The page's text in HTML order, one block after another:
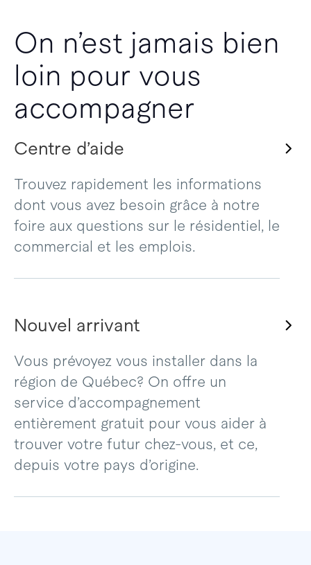
On n’est jamais bien
loin pour vous
accompagner
Centre d’aide
Trouvez rapidement les informations
dont vous avez besoin grâce à notre
foire aux questions sur le résidentiel, le
commercial et les emplois.
Nouvel arrivant
Vous prévoyez vous installer dans la
région de Québec? On offre un
service d’accompagnement
entièrement gratuit pour vous aider à
trouver votre futur chez-vous, et ce,
depuis votre pays d’origine.